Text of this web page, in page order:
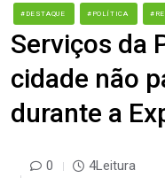
#DESTAQUE #POLÍTICA
Serviços da
cidade não
durante a
0 4Leitura